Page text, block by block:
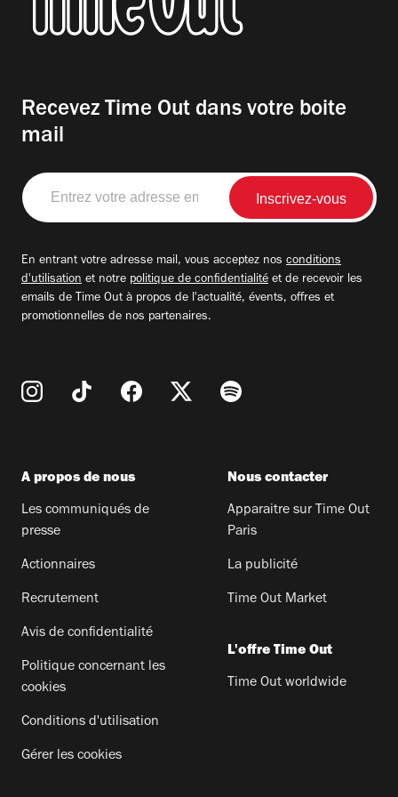
spectaculaire, mais foisonnant, parfois au
bord de la saturation. On conseillera donc
l’audioguide, gratuit, non parce que le
parcours serait illisible sans lui, mais
aide à mieux comprendre certains choix et,
surtout, à ralentir face aux pièces. C’est là
que l’exposition...
Recevez Time Out dans votre boite
mail
Entrez
votre
adresse
En entrant votre adresse mail, vous acceptez nos conditions
d'utilisation et notre politique de confidentialité et de recevoir les
emails de Time Out à propos de l'actualité, évents, offres et
promotionnelles de nos partenaires.
A propos de nous
Les communiqués de
presse
Actionnaires
Recrutement
Avis de confidentialité
Politique concernant les
cookies
Conditions d'utilisation
Gérer les cookies
Nous contacter
Apparaitre sur Time Out
Paris
La publicité
Time Out Market
L'offre Time Out
Time Out worldwide